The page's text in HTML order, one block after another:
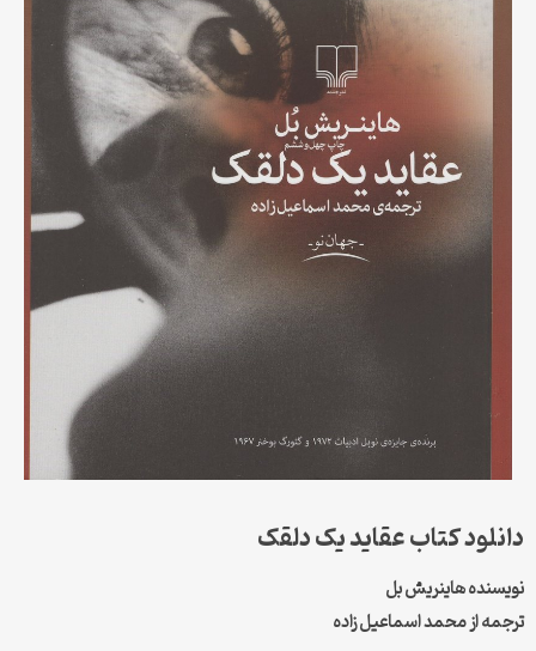
دانلود کتاب عقاید یک دلقک
نویسنده هاینریش بل
ترجمه از محمد اسماعیل زاده